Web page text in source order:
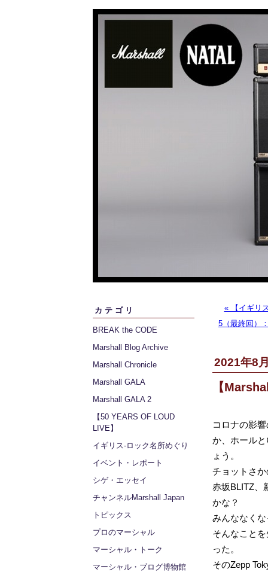
カテゴリ
BREAK the CODE
Marshall Blog Archive
Marshall Chronicle
Marshall GALA
Marshall GALA 2
【50 YEARS OF LOUD
LIVE】
イギリス‐ロック名所めぐり
イベント・レポート
シゲ・エッセイ
チャンネルMarshall Japan
トピックス
プロのマーシャル
マーシャル・トーク
マーシャル・ブログ博物館
« 【イギリ
5（最終回）
2021年8
【
コロナの影
か、ホール
ょう。
チョットさ
赤坂BLITZ、
かな？
みんななく
そんなこと
った。
そのZepp